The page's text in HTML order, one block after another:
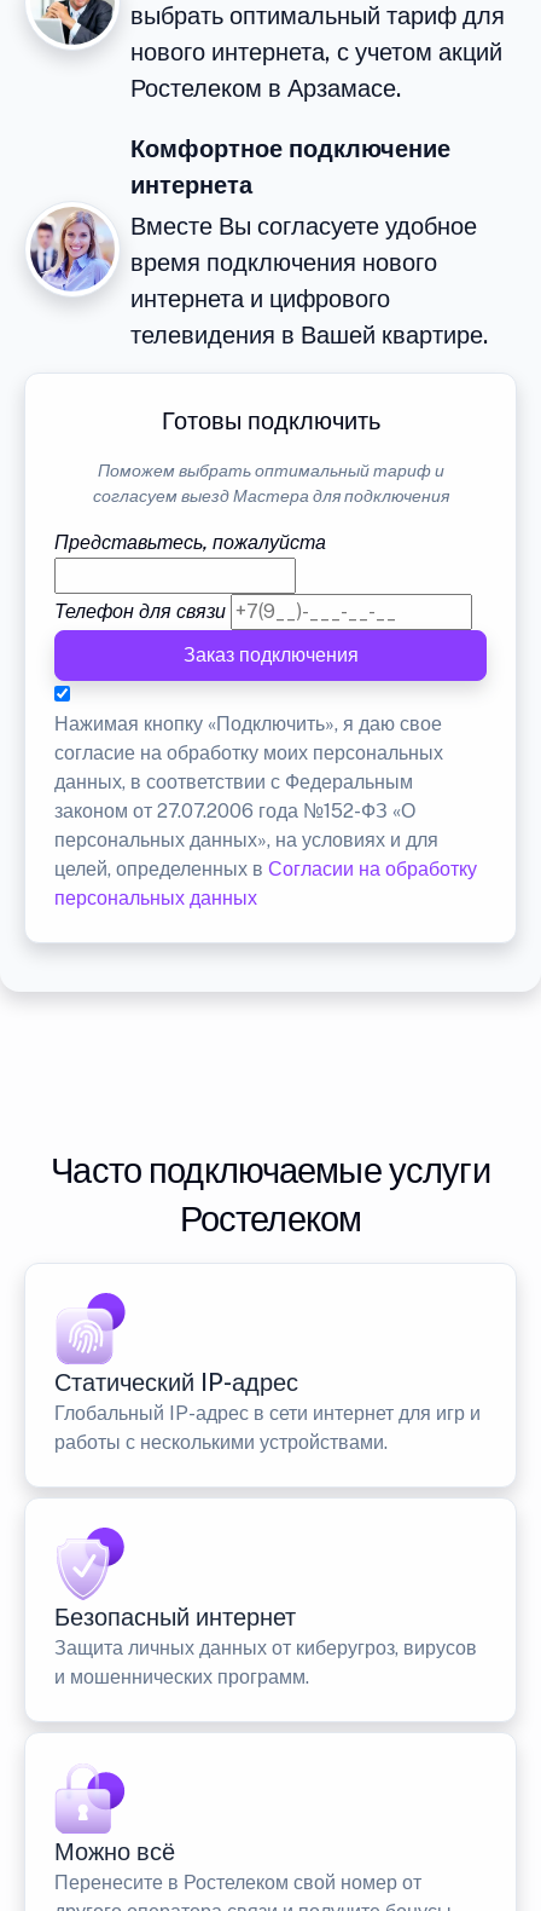
выбрать оптимальный тариф для
нового интернета, с учетом акций
Ростелеком в Арзамасе.
Комфортное подключение
интернета
Вместе Вы согласуете удобное
время подключения нового
интернета и цифрового
телевидения в Вашей квартире.
Готовы подключить
Поможем выбрать оптимальный тариф и
согласуем выезд Мастера для подключения
Представьтесь, пожалуйста
Телефон для связи
Заказ подключения
Нажимая кнопку «Подключить», я даю свое
согласие на обработку моих персональных
данных, в соответствии с Федеральным
законом от 27.07.2006 года №152-ФЗ «О
персональных данных», на условиях и для
целей, определенных в Согласии на обработку
персональных данных
Часто подключаемые услуги
Ростелеком
Статический IP-адрес
Глобальный IP-адрес в сети интернет для игр и
работы с несколькими устройствами.
Безопасный интернет
Защита личных данных от киберугроз, вирусов
и мошеннических программ.
Можно всё
Перенесите в Ростелеком свой номер от